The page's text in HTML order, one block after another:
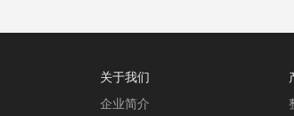
关于我们
企业简介